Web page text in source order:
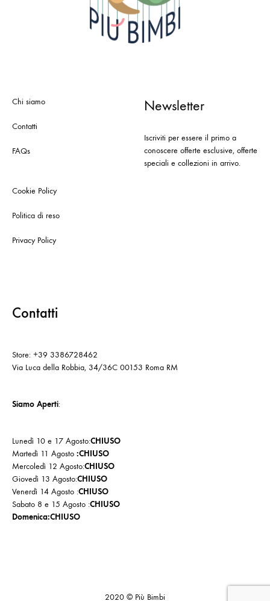
Chi siamo
Contatti
FAQs
Cookie Policy
Politica di reso
Privacy Policy
Newsletter
Iscriviti per essere il primo a
conoscere offerte esclusive, offerte
speciali e collezioni in arrivo.
Contatti
Store: +39 3386728462
Via Luca della Robbia, 34/36C 00153 Roma RM
Siamo Aperti:
Lunedì 10 e 17 Agosto:CHIUSO
Martedì 11 Agosto :CHIUSO
Mercoledì 12 Agosto:CHIUSO
Giovedì 13 Agosto:CHIUSO
Venerdì 14 Agosto :CHIUSO
Sabato 8 e 15 Agosto :CHIUSO
Domenica:CHIUSO
2020 © Più Bimbi
Policydi
Policy